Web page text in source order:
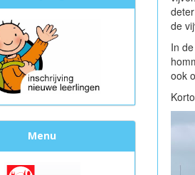
de
In
ook
Menu